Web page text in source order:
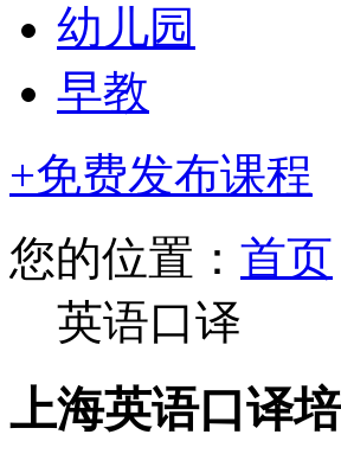
幼儿园
早教
+免费发布课程
您的位置： 首页
英语口译
上海英语口译